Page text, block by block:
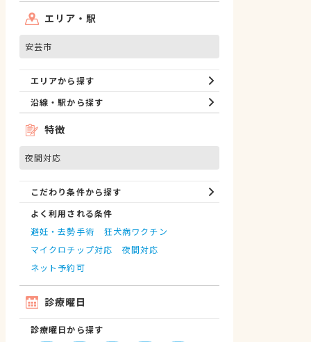
エリア・駅
安芸市
エリアから探す
沿線・駅から探す
特徴
夜間対応
こだわり条件から探す
よく利用される条件
避妊・去勢手術
狂犬病ワクチン
マイクロチップ対応
夜間対応
ネット予約可
診療曜日
診療曜日から探す